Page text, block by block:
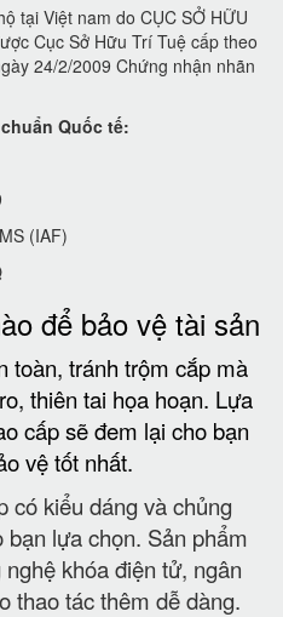
tại Việt nam do CỤC SỞ HỮU
Cục Sở Hữu Trí Tuệ cấp theo
24/2/2009 Chứng nhận nhãn
Quốc tế:
(IAF)
để bảo vệ tài sản
toàn, tránh trộm cắp mà
thiên tai họa hoạn. Lựa
cấp sẽ đem lại cho bạn
vệ tốt nhất.
có kiểu dáng và chủng
lựa chọn. Sản phẩm
khóa điện tử, ngân
thao tác thêm dễ dàng.